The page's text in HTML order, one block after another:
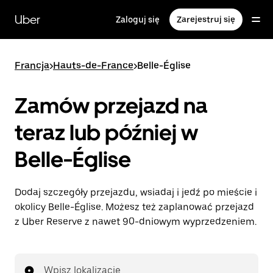
głównej
zawartości
Uber Zaloguj się Zarejestruj się
Francja>Hauts-de-France>Belle-Église
Zamów przejazd na
teraz lub później w
Belle-Église
Dodaj szczegóły przejazdu, wsiadaj i jedź po mieście i
okolicy Belle-Église. Możesz też zaplanować przejazd
z Uber Reserve z nawet 90-dniowym wyprzedzeniem.
Wpisz lokalizację